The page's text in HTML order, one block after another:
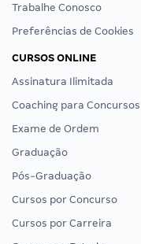
Trabalhe Conosco
Preferências de Cookies
CURSOS ONLINE
Assinatura Ilimitada
Coaching para Concursos
Exame de Ordem
Graduação
Pós-Graduação
Cursos por Concurso
Cursos por Carreira